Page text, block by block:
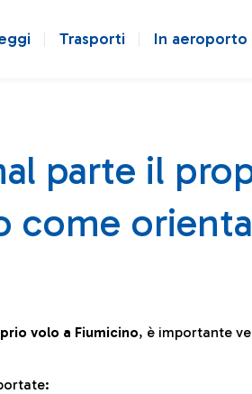
Trasporti In aeroporto
parte il
come
volo a Fiumicino, è importante